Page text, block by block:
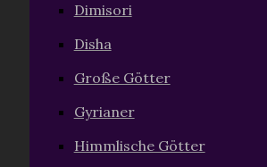
Dimisori
Disha
Große Götter
Gyrianer
Himmlische Götter